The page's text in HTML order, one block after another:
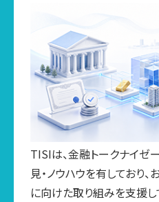
TISIは、金融トークナイゼ
見・ノウハウを有しており
に向けた取り組みを支援し